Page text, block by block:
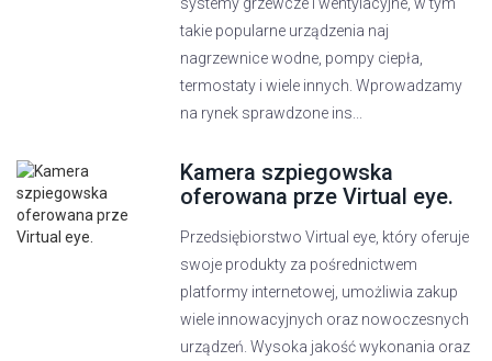
takie popularne urządzenia naj
nagrzewnice wodne, pompy ciepła,
termostaty i wiele innych. Wprowadzamy
na rynek sprawdzone ins...
Kamera szpiegowska
oferowana prze Virtual eye.
Przedsiębiorstwo Virtual eye, który oferuje
swoje produkty za pośrednictwem
platformy internetowej, umożliwia zakup
wiele innowacyjnych oraz nowoczesnych
urządzeń. Wysoka jakość wykonania oraz